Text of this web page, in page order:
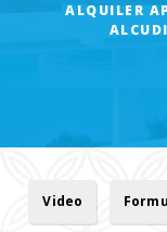
ALQUILER
Video